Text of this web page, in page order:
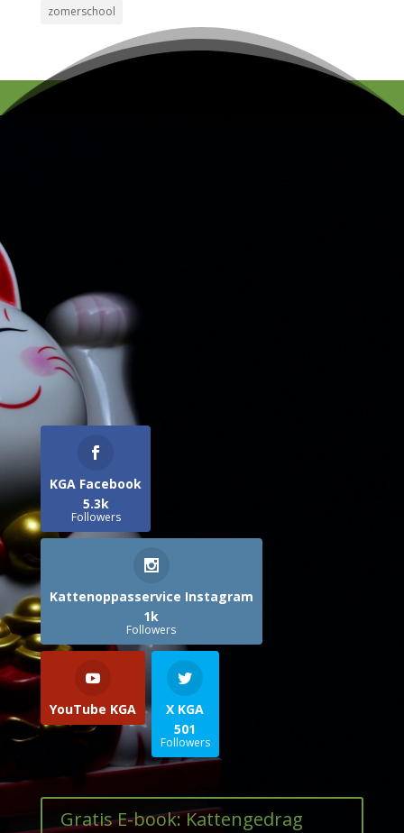
zomerschool
KGA Facebook
5.3k
Followers
Kattenoppasservice Instagram
1k
Followers
YouTube KGA
X KGA
501
Followers
Gratis E-book: Kattengedrag